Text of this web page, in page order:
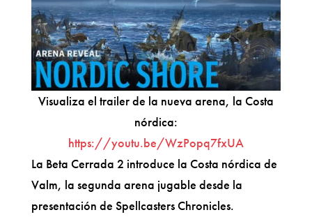
Visualiza el trailer de la nueva arena, la Costa
nórdica:
https://youtu.be/WzPopq7fxUA
La Beta Cerrada 2 introduce la Costa nórdica de
Valm, la segunda arena jugable desde la
presentación de Spellcasters Chronicles.